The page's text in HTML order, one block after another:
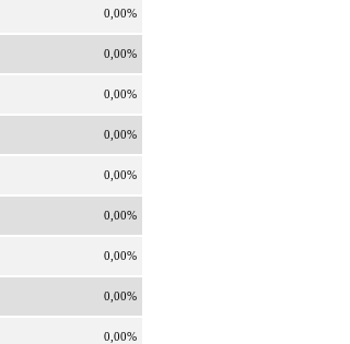
0,00%
0,00%
0,00%
0,00%
0,00%
0,00%
0,00%
0,00%
0,00%